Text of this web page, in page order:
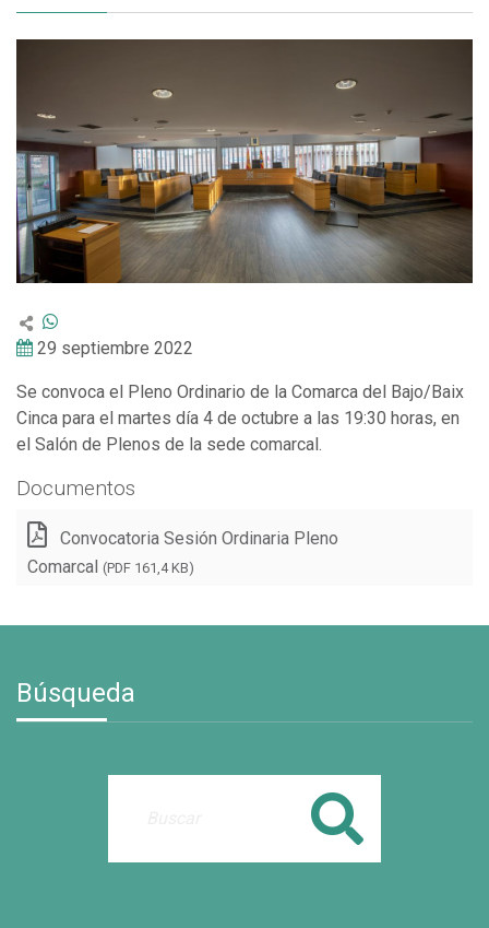
29 septiembre 2022
Se convoca el Pleno Ordinario de la Comarca del Bajo/Baix
Cinca para el martes día 4 de octubre a las 19:30 horas, en
el Salón de Plenos de la sede comarcal.
Documentos
Convocatoria Sesión Ordinaria Pleno
Comarcal (PDF 161,4 KB)
Búsqueda
Buscar